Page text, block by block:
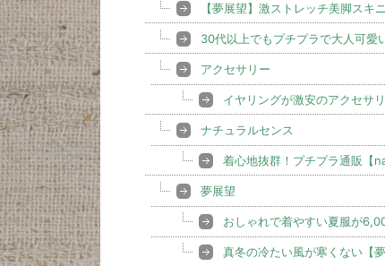
【夢展望】激ストレッチ美脚スキ
30代以上でもプチプラで大人可愛
アクセサリー
イヤリングが激安のアクセサ
ナチュラルセンス
着心地抜群！プチプラ通販【
夢展望
おしゃれで着やすい夏服が
真冬の冷たい風が寒くない【